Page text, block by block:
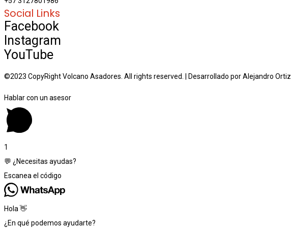
Social Links
Facebook
Instagram
YouTube
©2023 CopyRight Volcano Asadores. All rights reserved. | Desarrollado por Alejandro Ortiz.
Hablar con un asesor
1
💬 ¿Necesitas ayudas?
Escanea el código
Hola 👋
¿En qué podemos ayudarte?